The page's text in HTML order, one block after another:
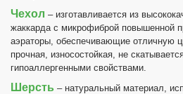
Чехол – изготавливается из
жаккарда с микрофиброй повышенной
аэраторы, обеспечивающие отличную
прочная, износостойкая, не
гипоаллергенными свойствами.
Шерсть – натуральный материал,